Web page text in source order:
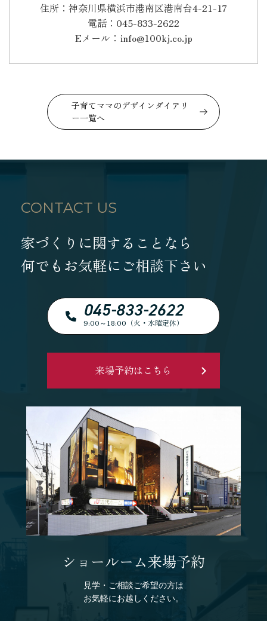
住所：神奈川県横浜市港南区港南台4-21-17
電話：045-833-2622
Eメール：info@100kj.co.jp
子育てママのデザインダイアリ
ー一覧へ
CONTACT US
家づくりに関することなら
何でもお気軽にご相談下さい
045-833-2622
9:00～18:00（火・水曜定休）
来場予約はこちら
ショールーム来場予約
見学・ご相談ご希望の方は
お気軽にお越しください。